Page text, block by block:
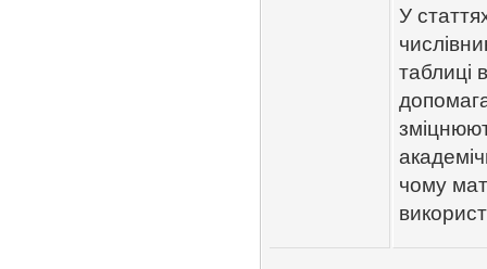
У
таблиці
чому